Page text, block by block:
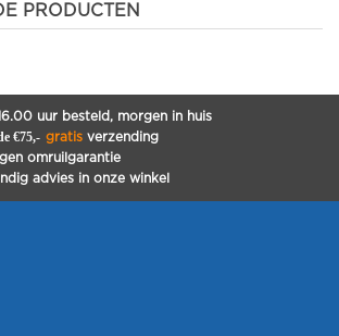
PRODUCTEN
uur besteld, morgen in huis
€75,- gratisverzending
omruilgarantie
advies in onze winkel